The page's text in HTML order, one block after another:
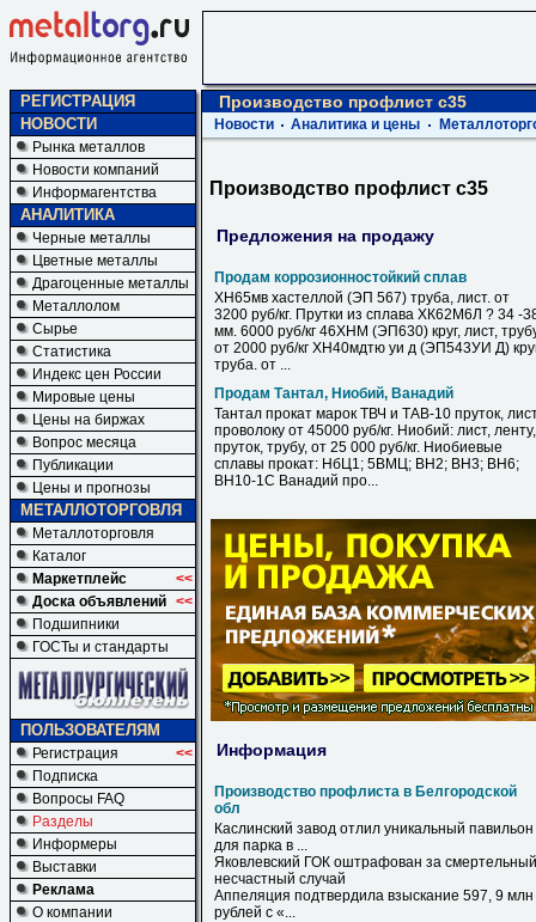
РЕГИСТРАЦИЯ
НОВОСТИ
Рынка металлов
Новости компаний
Информагентства
АНАЛИТИКА
Черные металлы
Цветные металлы
Драгоценные металлы
Металлолом
Сырье
Статистика
Индекс цен России
Мировые цены
Цены на биржах
Вопрос месяца
Публикации
Цены и прогнозы
МЕТАЛЛОТОРГОВЛЯ
Металлоторговля
Каталог
Маркетплейс
<<
Доска объявлений <<
Подшипники
ГОСТы и стандарты
ПОЛЬЗОВАТЕЛЯМ
Регистрация
<<
Подписка
Вопросы FAQ
Разделы
Информеры
Выставки
Реклама
О компании
Производство профлист с35
Новости Аналитика и цены
Производство профлист с35
Предложения на продажу
Продам коррозионностойкий сплав
ХН65мв хастеллой (ЭП 567) труба, лист. от
3200 руб/кг. Прутки из сплава ХК62М6Л ? 34 -
мм. 6000 руб/кг 46ХНМ (ЭП630) круг, лист,
от 2000 руб/кг ХН40мдтю уи д (ЭП543УИ Д)
труба. от ...
Продам Тантал, Ниобий, Ванадий
Тантал прокат марок ТВЧ и ТАВ-10 пруток,
проволоку от 45000 руб/кг. Ниобий: лист, ленту,
пруток, трубу, от 25 000 руб/кг. Ниобиевые
сплавы прокат: НбЦ1; 5ВМЦ; ВН2; ВН3; ВН6;
ВН10-1С Ванадий про...
Информация
Производство профлиста в Белгородской
обл
Каслинский завод отлил уникальный павильон
для парка в ...
Яковлевский ГОК оштрафован за смертельный
несчастный случай
Аппеляция подтвердила взыскание 597, 9 млн
рублей с «...